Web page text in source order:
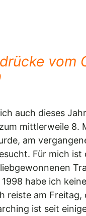
vom
auch dieses
mittlerweile 8.
am
Für mich ist
habe ich
reiste am Freitag,
ist seit